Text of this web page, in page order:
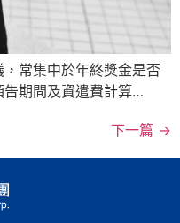
常集中於年終獎金是否
告期間及資遣費計算…
下一篇 →